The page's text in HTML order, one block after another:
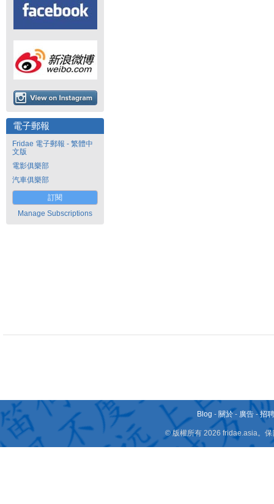
電子郵報
Fridae 電子郵報 - 繁體中
文版
電影俱樂部
汽車俱樂部
訂閱
Manage Subscriptions
Blog - 關於 - 廣告 -招
© 版權所有 2026 fridae.asia。